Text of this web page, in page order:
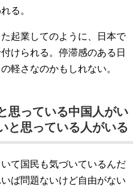
る。
起業してのように、日本で
けられる。停滞感のある日
軽さなのかもしれない。
思っている中国人がい
と思っている人がいる
て国民も気づいているんだ
ば問題ないけど自由がない